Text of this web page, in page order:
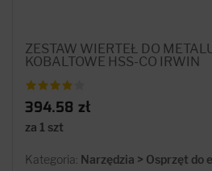
ZESTAW WIERTEŁ DO
KOBALTOWE HSS-CO IRWIN
394.58 zł
za 1 szt
Kategoria: Narzędzia > Osprzęt do